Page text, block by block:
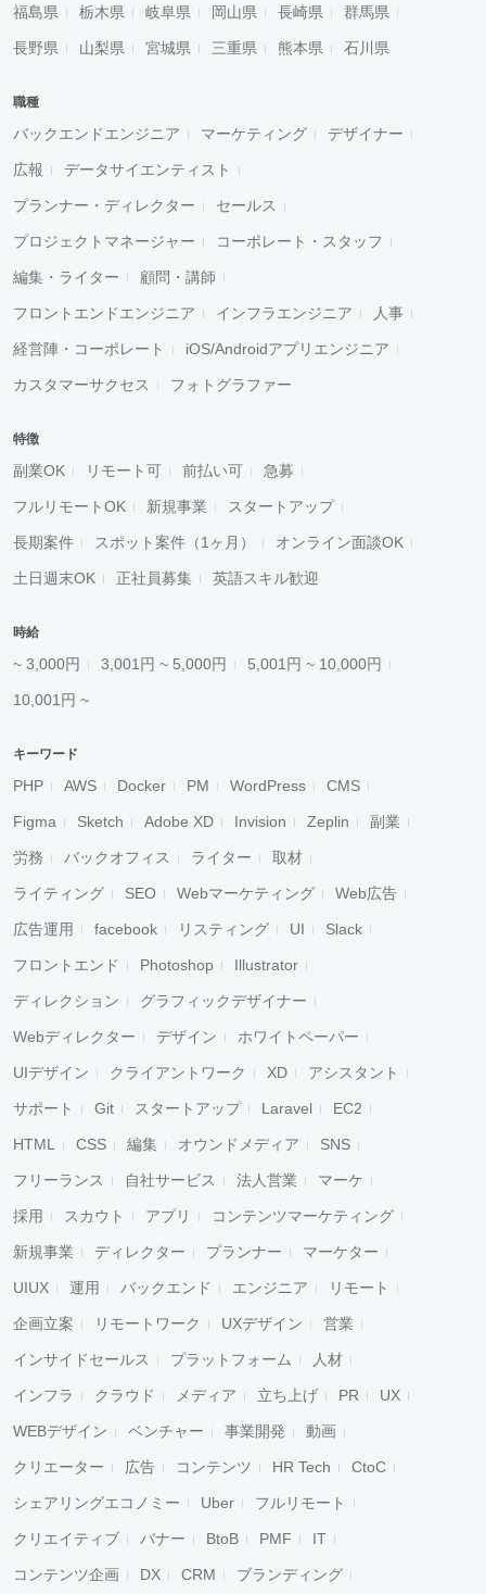
福島県 栃木県 岐阜県 岡山県 長崎県 群馬県
長野県 山梨県 宮城県 三重県 熊本県 石川県
職種
バックエンドエンジニア マーケティング デザイナー
広報 データサイエンティスト
プランナー・ディレクター セールス
プロジェクトマネージャー コーポレート・スタッフ
編集・ライター 顧問・講師
フロントエンドエンジニア インフラエンジニア 人事
経営陣・コーポレート iOS/Androidアプリエンジニア
カスタマーサクセス フォトグラファー
特徴
副業OK リモート可 前払い可 急募
フルリモートOK 新規事業 スタートアップ
長期案件 スポット案件（1ヶ月） オンライン面談OK
土日週末OK 正社員募集 英語スキル歓迎
時給
~ 3,000円 3,001円 ~ 5,000円 5,001円 ~ 10,000円
10,001円 ~
キーワード
PHP AWS Docker PM WordPress CMS
Figma Sketch Adobe XD Invision Zeplin 副業
労務 バックオフィス ライター 取材
ライティング SEO Webマーケティング Web広告
広告運用 facebook リスティング UI Slack
フロントエンド Photoshop Illustrator
ディレクション グラフィックデザイナー
Webディレクター デザイン ホワイトペーパー
UIデザイン クライアントワーク XD アシスタント
サポート Git スタートアップ Laravel EC2
HTML CSS 編集 オウンドメディア SNS
フリーランス 自社サービス 法人営業 マーケ
採用 スカウト アプリ コンテンツマーケティング
新規事業 ディレクター プランナー マーケター
UIUX 運用 バックエンド エンジニア リモート
企画立案 リモートワーク UXデザイン 営業
インサイドセールス プラットフォーム 人材
インフラ クラウド メディア 立ち上げ PR UX
WEBデザイン ベンチャー 事業開発 動画
クリエーター 広告 コンテンツ HR Tech CtoC
シェアリングエコノミー Uber フルリモート
クリエイティブ バナー BtoB PMF IT
コンテンツ企画 DX CRM ブランディング